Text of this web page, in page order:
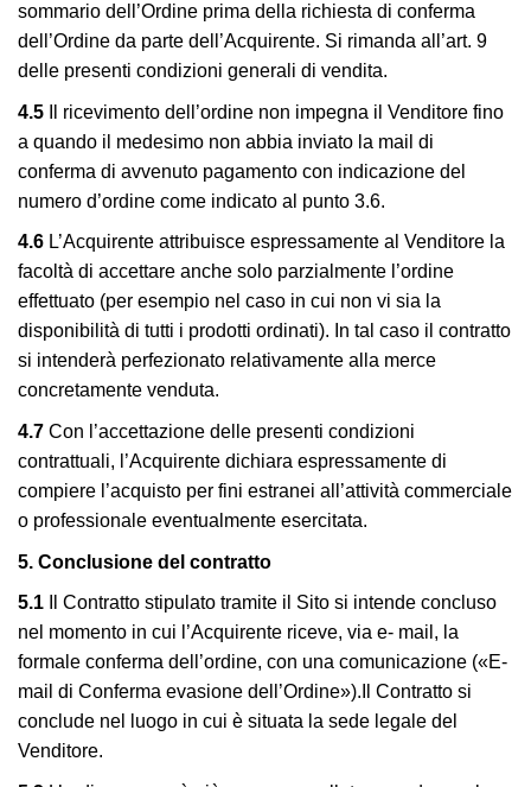
sommario dell’Ordine prima della richiesta di conferma
dell’Ordine da parte dell’Acquirente. Si rimanda all’art. 9
delle presenti condizioni generali di vendita.
4.5 Il ricevimento dell’ordine non impegna il Venditore fino
a quando il medesimo non abbia inviato la mail di
conferma di avvenuto pagamento con indicazione del
numero d’ordine come indicato al punto 3.6.
4.6 L’Acquirente attribuisce espressamente al Venditore la
facoltà di accettare anche solo parzialmente l’ordine
effettuato (per esempio nel caso in cui non vi sia la
disponibilità di tutti i prodotti ordinati). In tal caso il contratto
si intenderà perfezionato relativamente alla merce
concretamente venduta.
4.7 Con l’accettazione delle presenti condizioni
contrattuali, l’Acquirente dichiara espressamente di
compiere l’acquisto per fini estranei all’attività commerciale
o professionale eventualmente esercitata.
5. Conclusione del contratto
5.1 Il Contratto stipulato tramite il Sito si intende concluso
nel momento in cui l’Acquirente riceve, via e- mail, la
formale conferma dell’ordine, con una comunicazione («E-
mail di Conferma evasione dell’Ordine»).Il Contratto si
conclude nel luogo in cui è situata la sede legale del
Venditore.